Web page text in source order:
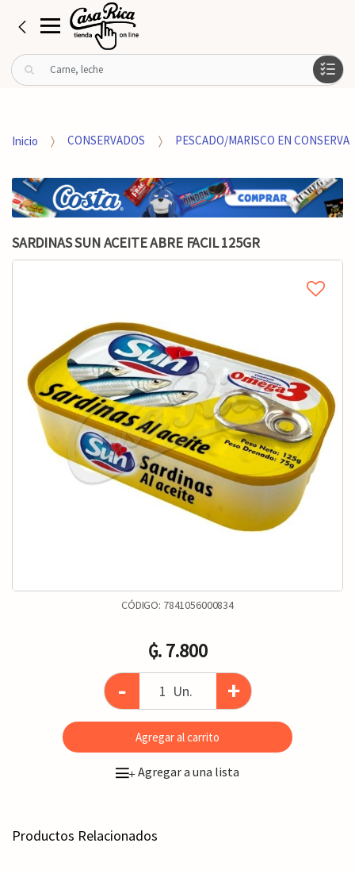
B
u
r
o
r
:
Inicio CONSERVADOS PESCADO/MARISCO EN CONSERVA
SARDINAS SUN ACEITE ABRE FACIL 125GR
CÓDIGO: 7841056000834
₲. 7.800
- Un. +
Agregar al carrito
+Agregar a una lista
Productos Relacionados